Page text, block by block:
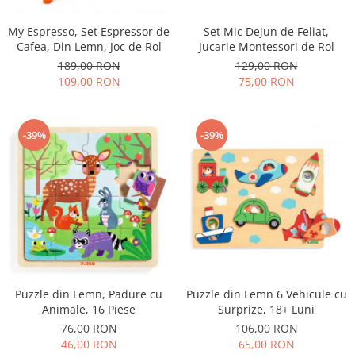
My Espresso, Set Espressor de
Cafea, Din Lemn, Joc de Rol
189,00 RON
109,00 RON
Set Mic Dejun de Feliat,
Jucarie Montessori de Rol
129,00 RON
75,00 RON
-39%
Puzzle din Lemn, Padure cu
Animale, 16 Piese
76,00 RON
46,00 RON
-39%
Puzzle din Lemn 6 Vehicule cu
Surprize, 18+ Luni
106,00 RON
65,00 RON